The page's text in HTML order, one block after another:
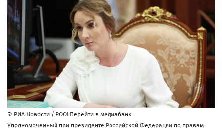
Контакты
О
нас
© РИА Новости / POOLПерейти в медиабанк
Уполномоченный при президенте Российской Федерации по правам